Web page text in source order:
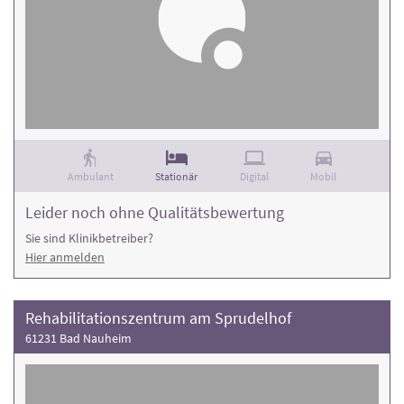
Ambulant Stationär Digital Mobil
Leider noch ohne Qualitätsbewertung
Sie sind Klinikbetreiber?
Hier anmelden
Rehabilitationszentrum am Sprudelhof
61231 Bad Nauheim